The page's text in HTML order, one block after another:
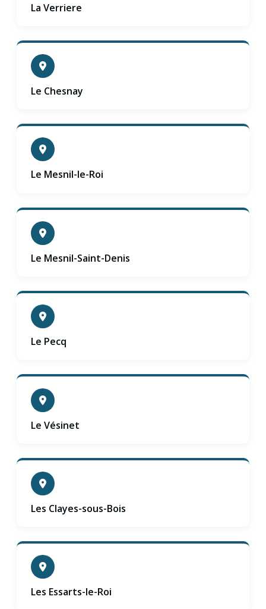
La Verriere
Le Chesnay
Le Mesnil-le-Roi
Le Mesnil-Saint-Denis
Le Pecq
Le Vésinet
Les Clayes-sous-Bois
Les Essarts-le-Roi